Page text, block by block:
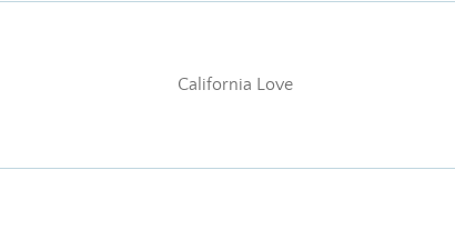
California Love